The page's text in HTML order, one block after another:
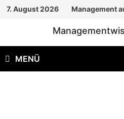
Zum
7. August 2026 Management
MENÜ